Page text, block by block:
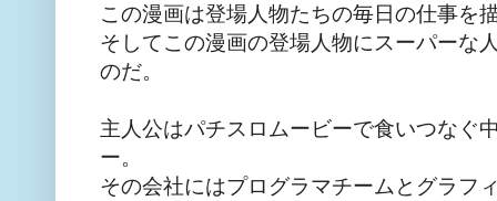
この漫画は登場人物たちの毎日の仕事を
そしてこの漫画の登場人物にスーパーな
のだ。
主人公はパチスロムービーで食いつなぐ
ー。
その会社にはプログラマチームとグラフ